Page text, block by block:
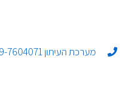
מערכת העיתון 09-7604071